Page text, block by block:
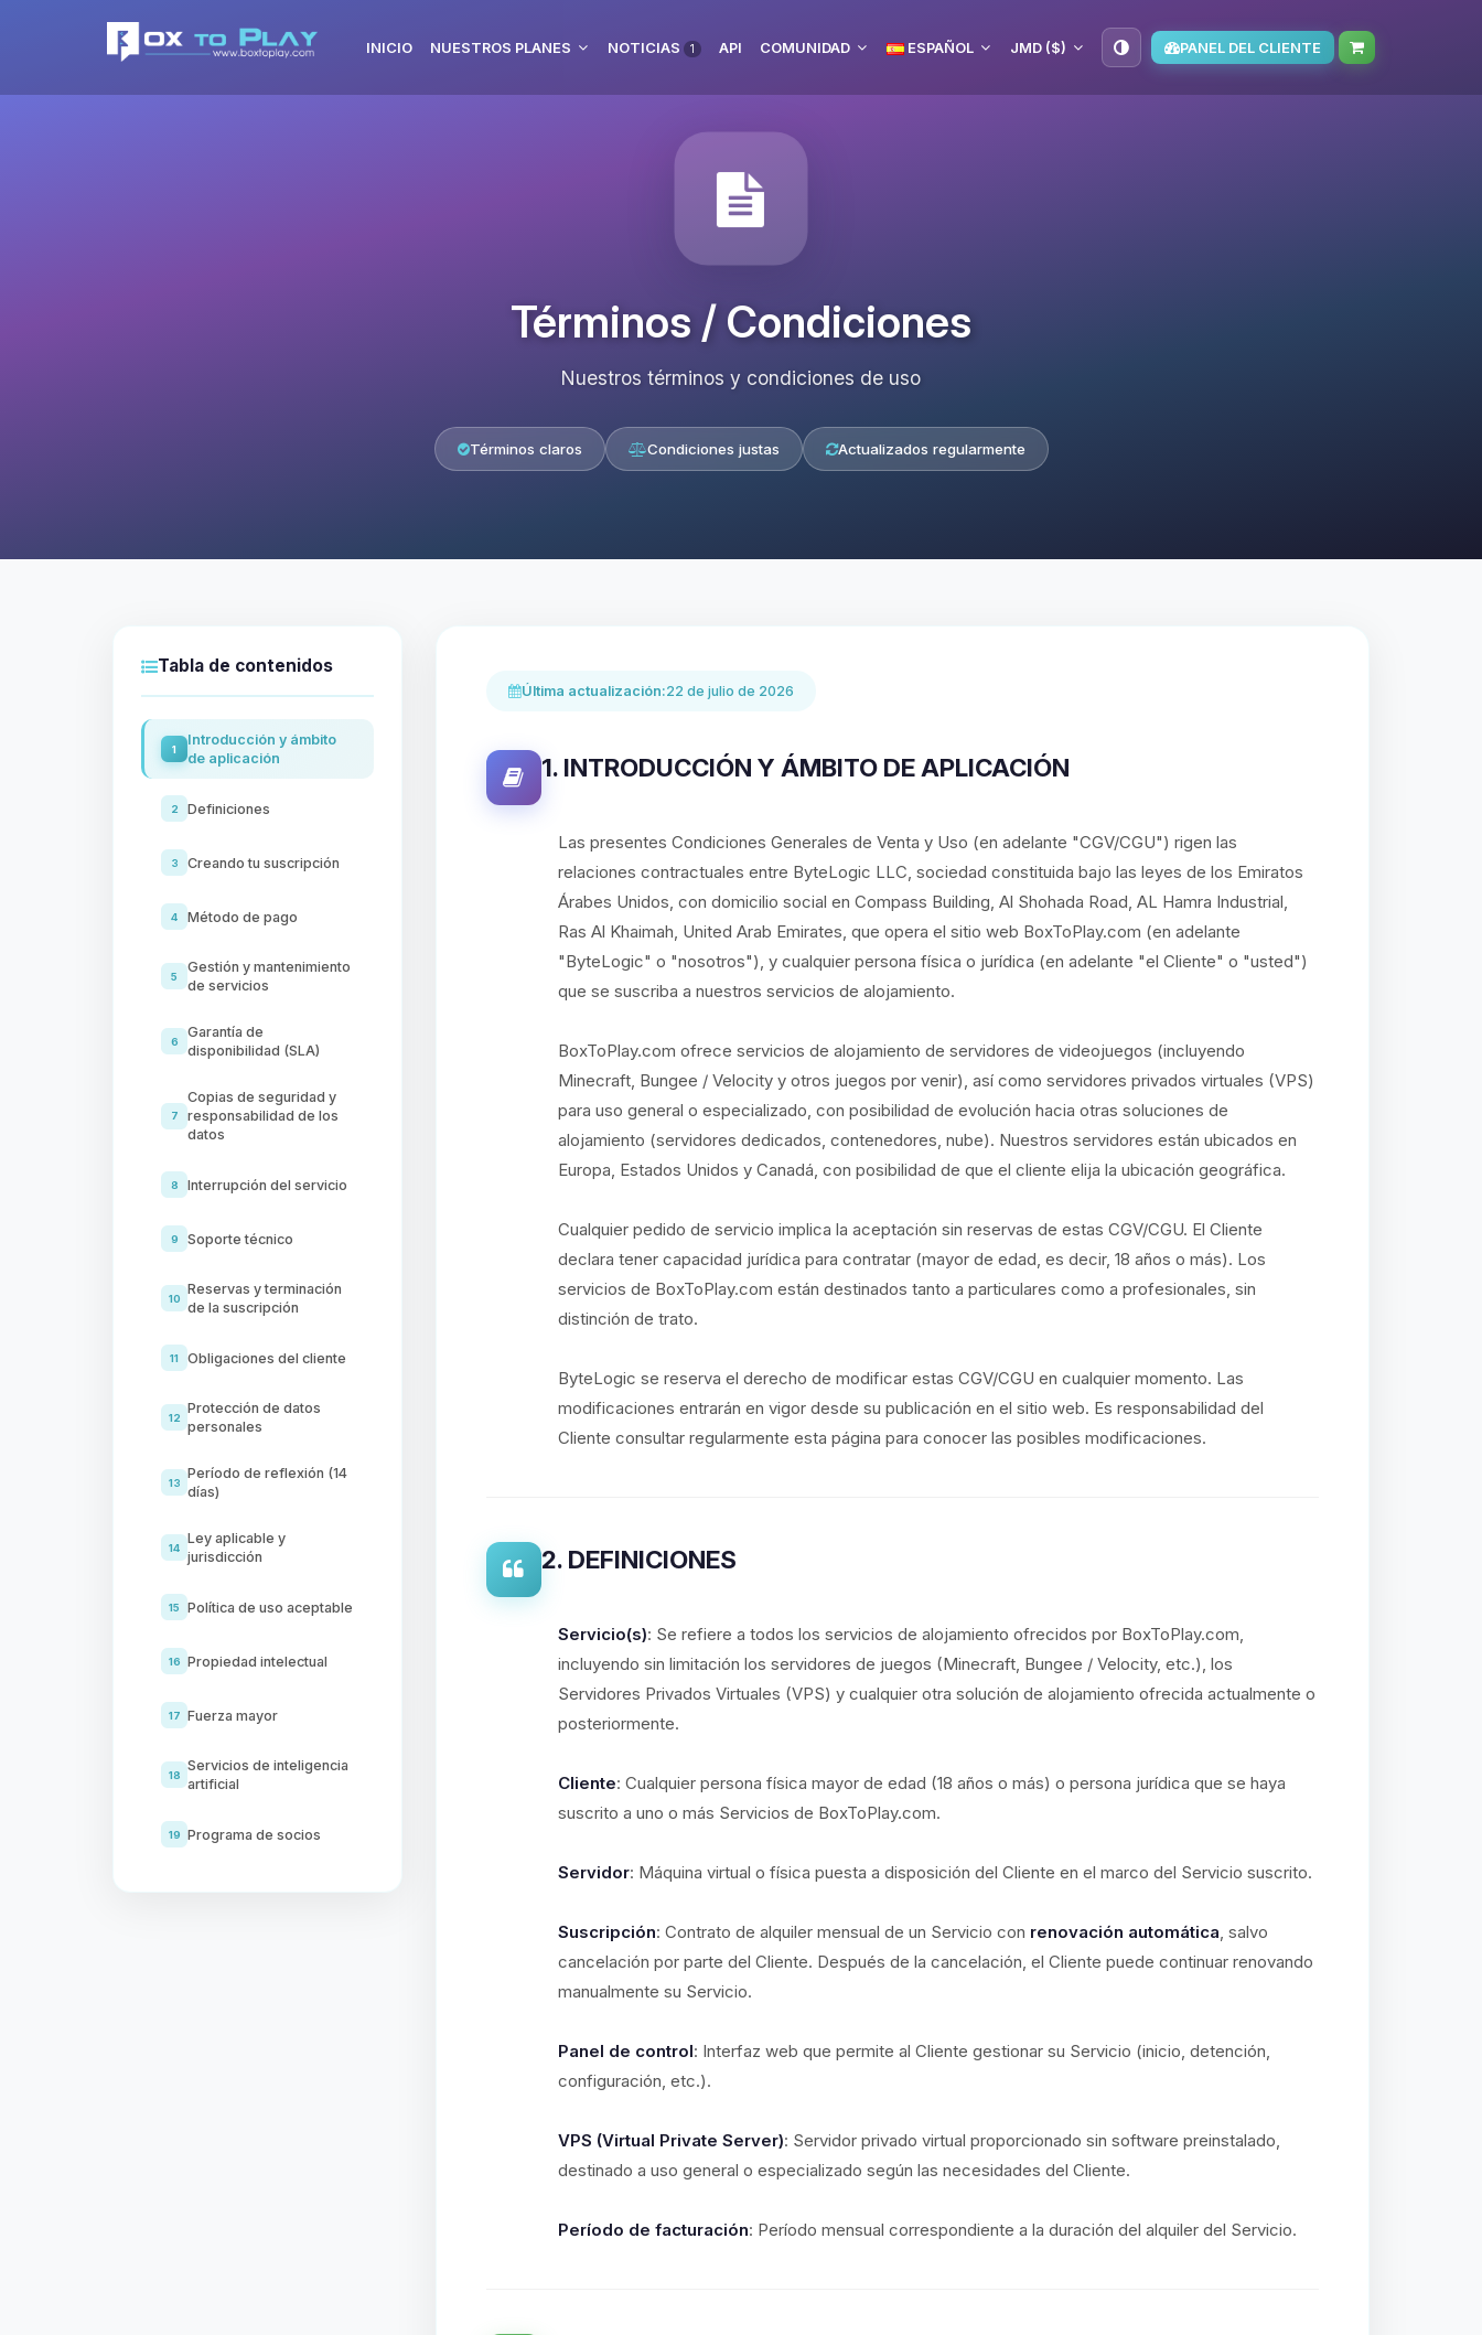
INICIO NUESTROS PLANES NOTICIAS 1 API COMUNIDAD ESPAÑOL JMD ($) PANEL DEL CLIENTE
Términos / Condiciones
Nuestros términos y condiciones de uso
Términos claros Condiciones justas Actualizados regularmente
Tabla de contenidos
1
Introducción y ámbito
de aplicación
2 Definiciones
3 Creando tu suscripción
4 Método de pago
5
Gestión y mantenimiento
de servicios
6
Garantía de
disponibilidad (SLA)
7
Copias de seguridad y
responsabilidad de los
datos
8 Interrupción del servicio
9 Soporte técnico
10
Reservas y terminación
de la suscripción
11 Obligaciones del cliente
12
Protección de datos
personales
13
Período de reflexión (14
días)
14
Ley aplicable y
jurisdicción
15 Política de uso aceptable
16 Propiedad intelectual
17 Fuerza mayor
18
Servicios de inteligencia
artificial
19 Programa de socios
Última actualización:22 de julio de 2026
1. INTRODUCCIÓN Y ÁMBITO DE APLICACIÓN
Las presentes Condiciones Generales de Venta y Uso (en adelante "CGV/CGU") rigen las
relaciones contractuales entre ByteLogic LLC, sociedad constituida bajo las leyes de los Emiratos
Árabes Unidos, con domicilio social en Compass Building, Al Shohada Road, AL Hamra Industrial,
Ras Al Khaimah, United Arab Emirates, que opera el sitio web BoxToPlay.com (en adelante
"ByteLogic" o "nosotros"), y cualquier persona física o jurídica (en adelante "el Cliente" o "usted")
que se suscriba a nuestros servicios de alojamiento.
BoxToPlay.com ofrece servicios de alojamiento de servidores de videojuegos (incluyendo
Minecraft, Bungee / Velocity y otros juegos por venir), así como servidores privados virtuales (VPS)
para uso general o especializado, con posibilidad de evolución hacia otras soluciones de
alojamiento (servidores dedicados, contenedores, nube). Nuestros servidores están ubicados en
Europa, Estados Unidos y Canadá, con posibilidad de que el cliente elija la ubicación geográfica.
Cualquier pedido de servicio implica la aceptación sin reservas de estas CGV/CGU. El Cliente
declara tener capacidad jurídica para contratar (mayor de edad, es decir, 18 años o más). Los
servicios de BoxToPlay.com están destinados tanto a particulares como a profesionales, sin
distinción de trato.
ByteLogic se reserva el derecho de modificar estas CGV/CGU en cualquier momento. Las
modificaciones entrarán en vigor desde su publicación en el sitio web. Es responsabilidad del
Cliente consultar regularmente esta página para conocer las posibles modificaciones.
2. DEFINICIONES
Servicio(s): Se refiere a todos los servicios de alojamiento ofrecidos por BoxToPlay.com,
incluyendo sin limitación los servidores de juegos (Minecraft, Bungee / Velocity, etc.), los
Servidores Privados Virtuales (VPS) y cualquier otra solución de alojamiento ofrecida actualmente o
posteriormente.
Cliente: Cualquier persona física mayor de edad (18 años o más) o persona jurídica que se haya
suscrito a uno o más Servicios de BoxToPlay.com.
Servidor: Máquina virtual o física puesta a disposición del Cliente en el marco del Servicio suscrito.
Suscripción: Contrato de alquiler mensual de un Servicio con renovación automática, salvo
cancelación por parte del Cliente. Después de la cancelación, el Cliente puede continuar renovando
manualmente su Servicio.
Panel de control: Interfaz web que permite al Cliente gestionar su Servicio (inicio, detención,
configuración, etc.).
VPS (Virtual Private Server): Servidor privado virtual proporcionado sin software preinstalado,
destinado a uso general o especializado según las necesidades del Cliente.
Período de facturación: Período mensual correspondiente a la duración del alquiler del Servicio.